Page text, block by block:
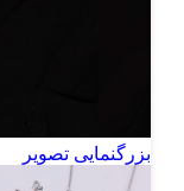
بزرگنمایی تصویر